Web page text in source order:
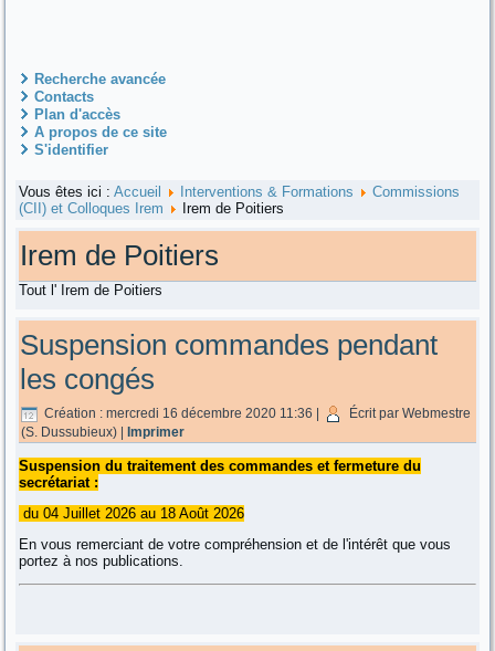
Recherche avancée
Contacts
Plan d'accès
A propos de ce site
S'identifier
Vous êtes ici :Accueil Interventions & Formations
Commissions
(CII) et Colloques Irem
Irem de Poitiers
Irem de Poitiers
Tout l' Irem de Poitiers
Suspension commandes pendant
les congés
Création : mercredi 16 décembre 2020 11:36 |
Écrit par Webmestre
(S. Dussubieux) |Imprimer
Suspension du traitement des commandes et fermeture du
secrétariat :
du 04 Juillet 2026 au 18 Août 2026
En vous remerciant de votre compréhension et de l'intérêt que vous
portez à nos publications.